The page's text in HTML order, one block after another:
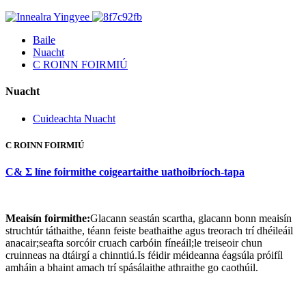
Baile
Nuacht
C ROINN FOIRMIÚ
Nuacht
Cuideachta Nuacht
C ROINN FOIRMIÚ
C& Σ líne foirmithe coigeartaithe uathoibríoch-tapa
Meaisín foirmithe:Glacann seastán scartha, glacann bonn meaisín
struchtúr táthaithe, téann feiste beathaithe agus treorach trí dhéileáil
anacair;seafta sorcóir cruach carbóin fíneáil;le treiseoir chun
cruinneas na dtáirgí a chinntiú.Is féidir méideanna éagsúla próifíl
amháin a bhaint amach trí spásálaithe athraithe go caothúil.